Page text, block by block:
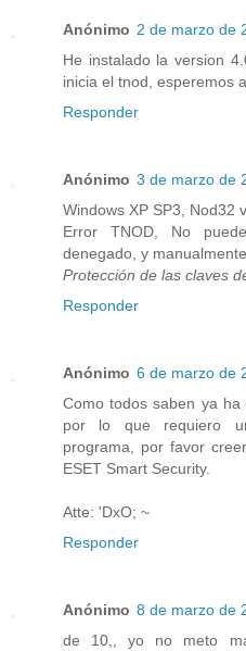
Anónimo 2 de marzo de
He instalado la version
inicia el tnod, esperemos
Responder
Anónimo 3 de marzo de
Windows XP SP3, Nod32
Error TNOD, No
denegado, y manualmente
Protección de las claves
Responder
Anónimo 6 de marzo de
Como todos saben ya ha
por lo que requiero
programa, por favor
ESET Smart Security.
Atte: 'DxO; ~
Responder
Anónimo 8 de marzo de
de 10,, yo no meto